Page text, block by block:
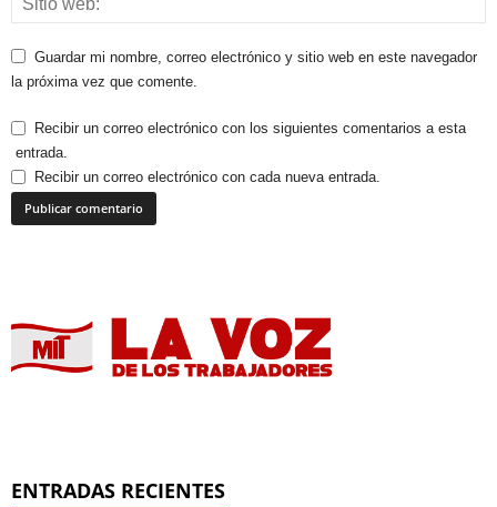
Guardar mi nombre, correo electrónico y sitio web en este navegador
la próxima vez que comente.
Recibir un correo electrónico con los siguientes comentarios a esta
entrada.
Recibir un correo electrónico con cada nueva entrada.
ENTRADAS RECIENTES